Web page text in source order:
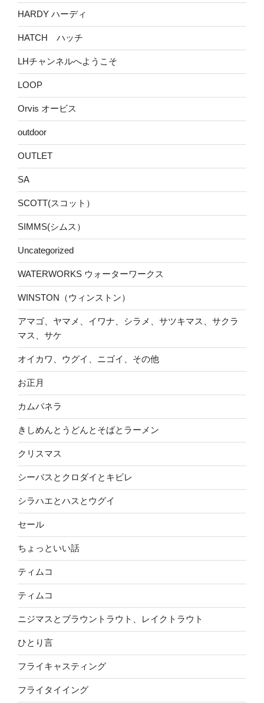
HARDY ハーディ
HATCH ハッチ
LHチャンネルへようこそ
LOOP
Orvis オービス
outdoor
OUTLET
SA
SCOTT(スコット）
SIMMS(シムス）
Uncategorized
WATERWORKS ウォーターワークス
WINSTON（ウィンストン）
アマゴ、ヤマメ、イワナ、シラメ、サツキマス、サクラ
マス、サケ
オイカワ、ウグイ、ニゴイ、その他
お正月
カムパネラ
きしめんとうどんとそばとラーメン
クリスマス
シーバスとクロダイとキビレ
シラハエとハスとウグイ
セール
ちょっといい話
ティムコ
ティムコ
ニジマスとブラウントラウト、レイクトラウト
ひとり言
フライキャスティング
フライタイイング